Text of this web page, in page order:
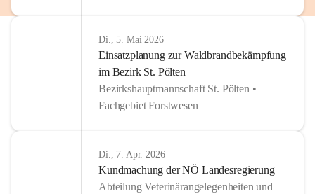
Di., 5. Mai 2026
Einsatzplanung zur Waldbrandbekämpfung
im Bezirk St. Pölten
Bezirkshauptmannschaft St. Pölten •
Fachgebiet Forstwesen
Di., 7. Apr. 2026
Kundmachung der NÖ Landesregierung
Abteilung Veterinärangelegenheiten und